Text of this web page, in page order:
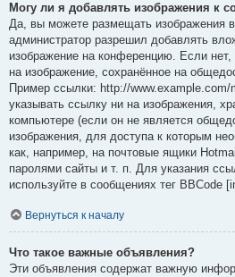
Могу ли я добавлять изображения к
Да, вы можете размещать изображения
администратор разрешил добавлять
изображение на конференцию. Если
на изображение, сохранённое на
Пример ссылки: http://
указывать ссылку ни на изображения,
компьютере (если он не является
изображения, для доступа к которым
как, например, на почтовые ящики
паролями сайты и т. п. Для указания
используйте в сообщениях тег BBCode
Вернуться к началу
Что такое важные объявления?
Эти объявления содержат важную